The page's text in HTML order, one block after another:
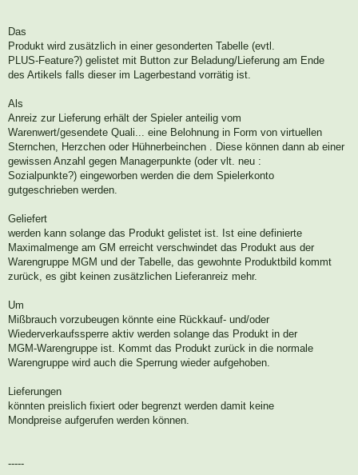
Das
Produkt wird zusätzlich in einer gesonderten Tabelle (evtl.
PLUS-Feature?) gelistet mit Button zur Beladung/Lieferung am Ende
des Artikels falls dieser im Lagerbestand vorrätig ist.
Als
Anreiz zur Lieferung erhält der Spieler anteilig vom
Warenwert/gesendete Quali... eine Belohnung in Form von virtuellen
Sternchen, Herzchen oder Hühnerbeinchen . Diese können dann ab einer
gewissen Anzahl gegen Managerpunkte (oder vlt. neu :
Sozialpunkte?) eingeworben werden die dem Spielerkonto
gutgeschrieben werden.
Geliefert
werden kann solange das Produkt gelistet ist. Ist eine definierte
Maximalmenge am GM erreicht verschwindet das Produkt aus der
Warengruppe MGM und der Tabelle, das gewohnte Produktbild kommt
zurück, es gibt keinen zusätzlichen Lieferanreiz mehr.
Um
Mißbrauch vorzubeugen könnte eine Rückkauf- und/oder
Wiederverkaufssperre aktiv werden solange das Produkt in der
MGM-Warengruppe ist. Kommt das Produkt zurück in die normale
Warengruppe wird auch die Sperrung wieder aufgehoben.
Lieferungen
könnten preislich fixiert oder begrenzt werden damit keine
Mondpreise aufgerufen werden können.
-----